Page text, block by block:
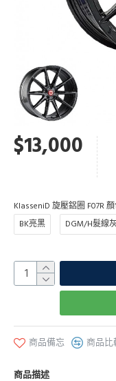
$13,000
KlasseniD 旋壓鋁圈 F07R
BK亮黑
DGM/H髮線
商品備忘 商品比
商品描述